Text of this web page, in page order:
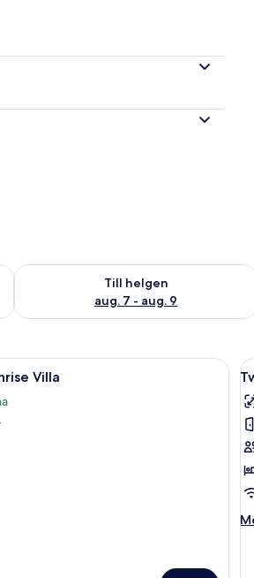
aug. 7 - aug. 8
Till helgen
aug. 7 - aug. 9
Kontrollera tillgängligheten för den
över poolen.Ett modernt hotellrum med en stor
Villa